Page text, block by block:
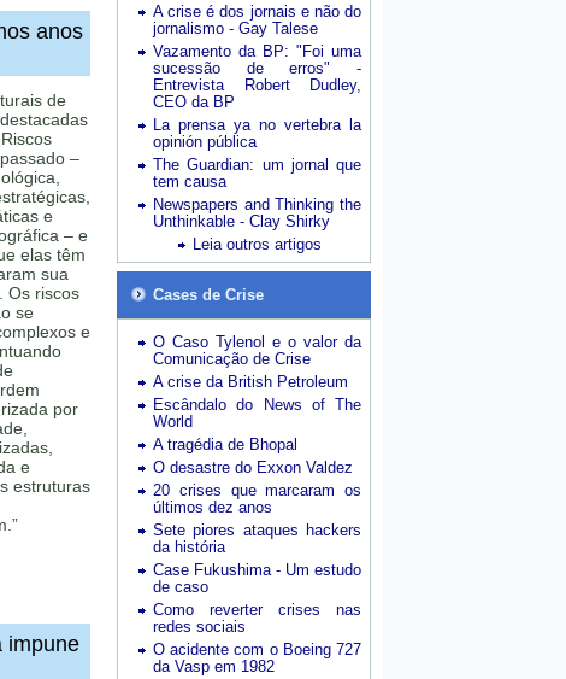
anos
de
–
e
– e
elas têm
sua
Os riscos
se
e
por
e
estruturas
impune
A crise é dos jornais e não do
jornalismo - Gay Talese
Vazamento da BP: "Foi uma
sucessão de erros" -
Entrevista Robert Dudley,
CEO da BP
La prensa ya no vertebra la
opinión pública
The Guardian: um jornal que
tem causa
Newspapers and Thinking the
Unthinkable - Clay Shirky
Leia outros artigos
Cases de Crise
O Caso Tylenol e o valor da
Comunicação de Crise
A crise da British Petroleum
Escândalo do News of The
World
A tragédia de Bhopal
O desastre do Exxon Valdez
20 crises que marcaram os
últimos dez anos
Sete piores ataques hackers
da história
Case Fukushima - Um estudo
de caso
Como reverter crises nas
redes sociais
O acidente com o Boeing 727
da Vasp em 1982